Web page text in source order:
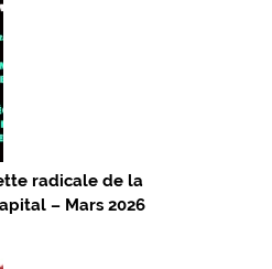
radicale de la
– Mars 2026